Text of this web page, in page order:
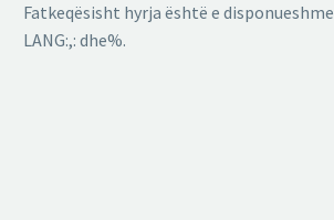
Fatkeqësisht hyrja është e
LANG:,: dhe%.